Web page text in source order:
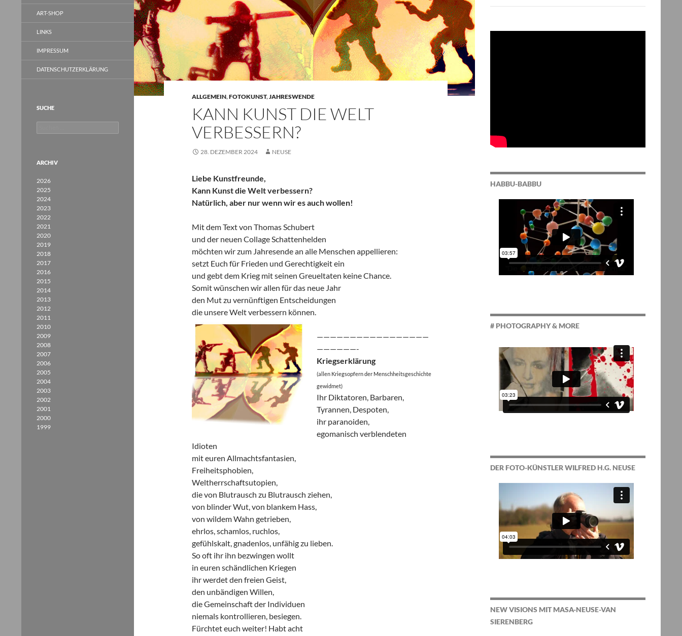
ALLGEMEIN,FOTOKUNST,JAHRESWENDE
KANN KUNST DIE WELT
VERBESSERN?
28. DEZEMBER 2024 NEUSE
Liebe Kunstfreunde,
Kann Kunst die Welt verbessern?
Natürlich, aber nur wenn wir es auch wollen!
Mit dem Text von Thomas Schubert
und der neuen Collage Schattenhelden
möchten wir zum Jahresende an alle Menschen appellieren:
setzt Euch für Frieden und Gerechtigkeit ein
und gebt dem Krieg mit seinen Greueltaten keine Chance.
Somit wünschen wir allen für das neue Jahr
den Mut zu vernünftigen Entscheidungen
die unsere Welt verbessern können.
—————————————————
——————-
Kriegserklärung
(allen Kriegsopfern der Menschheitsgeschichte
gewidmet)
Ihr Diktatoren, Barbaren,
Tyrannen, Despoten,
ihr paranoiden,
egomanisch verblendeten
Idioten
mit euren Allmachtsfantasien,
Freiheitsphobien,
Weltherrschaftsutopien,
die von Blutrausch zu Blutrausch ziehen,
von blinder Wut, von blankem Hass,
von wildem Wahn getrieben,
ehrlos, schamlos, ruchlos,
gefühlskalt, gnadenlos, unfähig zu lieben.
So oft ihr ihn bezwingen wollt
in euren schändlichen Kriegen
ihr werdet den freien Geist,
den unbändigen Willen,
die Gemeinschaft der Individuen
niemals kontrollieren, besiegen.
Fürchtet euch weiter! Habt acht
HABBU-BABBU
# PHOTOGRAPHY & MORE
DER FOTO-KÜNSTLER WILFRED H.G. NEUSE
NEW VISIONS MIT MASA-NEUSE-VAN
SIERENBERG
ART-SHOP
LINKS
IMPRESSUM
DATENSCHUTZERKLÄRUNG
SUCHE
nach:
ARCHIV
2026
2025
2024
2023
2022
2021
2020
2019
2018
2017
2016
2015
2014
2013
2012
2011
2010
2009
2008
2007
2006
2005
2004
2003
2002
2001
2000
1999